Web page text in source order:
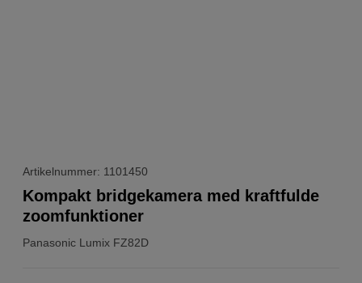
Artikelnummer: 1101450
Panasonic Lumix FZ82D
Kompakt bridgekamera med kraftfulde
zoomfunktioner